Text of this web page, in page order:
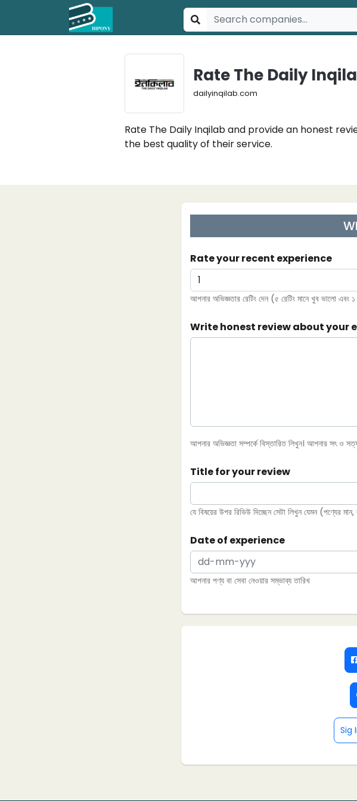
Rate The Daily
dailyinqilab.com
Rate The Daily Inqilab and provide an honest
the best quality of their service.
Rate your recent experience
আপনার অভিজ্ঞতার রেটিং দেন (৫ রেটিং মানে খুব ভালো এবং
Write honest review about your
আপনার অভিজ্ঞতা সম্পর্কে বিস্তারিত লিখুন। আপনার সৎ ও
Title for your review
যে বিষয়ের উপর রিভিউ দিচ্ছেন সেটা লিখুন যেমন (পণ্যের মান,
Date of experience
আপনার পণ্য বা সেবা নেওয়ার সম্ভাব্য তারিখ
Sig